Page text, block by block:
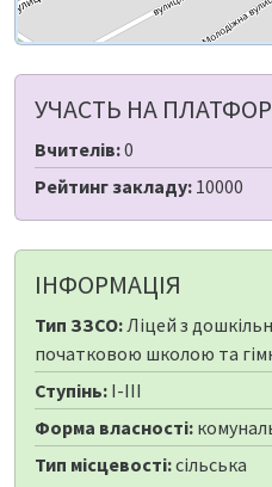
УЧАСТЬ НА
Вчителів:0
Рейтинг закладу: 10000
ІНФОРМАЦІЯ
Тип ЗЗСО:Ліцей з
початковою школою та
Ступінь: I-III
Форма власності:
Тип місцевості:сільська